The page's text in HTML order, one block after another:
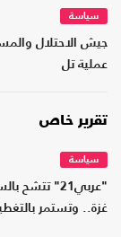
سياسة
جيش الاحتلال
عملية تل
تقرير خاص
سياسة
"عربي21"
غزة.. وتستمر